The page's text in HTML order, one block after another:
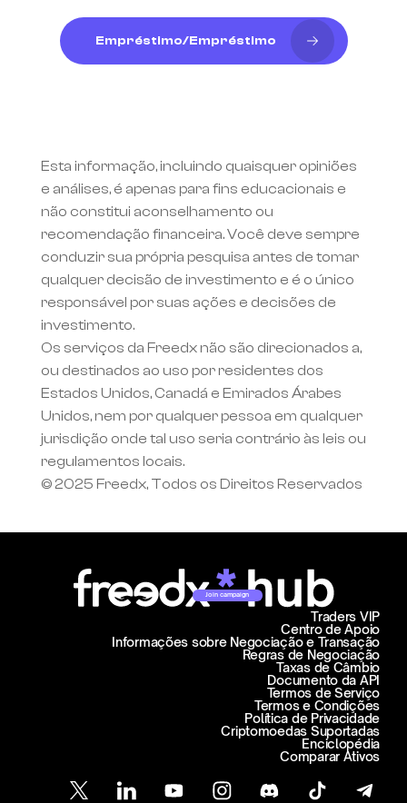
Empréstimo/Empréstimo
Esta informação, incluindo quaisquer opiniões
e análises, é apenas para fins educacionais e
não constitui aconselhamento ou
recomendação financeira. Você deve sempre
conduzir sua própria pesquisa antes de tomar
qualquer decisão de investimento e é o único
responsável por suas ações e decisões de
investimento.
Os serviços da Freedx não são direcionados a,
ou destinados ao uso por residentes dos
Estados Unidos, Canadá e Emirados Árabes
Unidos, nem por qualquer pessoa em qualquer
jurisdição onde tal uso seria contrário às leis ou
regulamentos locais.
© 2025 Freedx, Todos os Direitos Reservados
Join campaign
Centro de Apoio
Informações sobre Negociação e Transação
Traders VIP
Regras de Negociação
Taxas de Câmbio
Documento da API
Termos de Serviço
Termos e Condições
Política de Privacidade
Criptomoedas Suportadas
Enciclopédia
Comparar Ativos